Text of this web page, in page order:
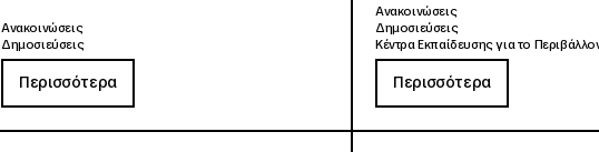
Ανακοινώσεις
Δημοσιεύσεις
Περισσότερα
Ανακοινώσεις
Δημοσιεύσεις
Κέντρα Εκπαίδευσης για το
Περισσότερα